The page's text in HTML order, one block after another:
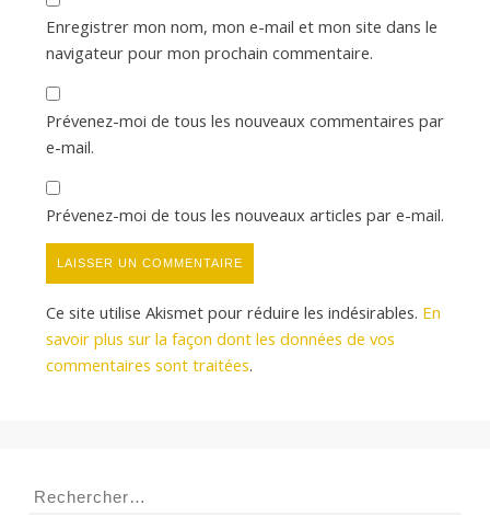
Enregistrer mon nom, mon e-mail et mon site dans le
navigateur pour mon prochain commentaire.
Prévenez-moi de tous les nouveaux commentaires par
e-mail.
Prévenez-moi de tous les nouveaux articles par e-mail.
Ce site utilise Akismet pour réduire les indésirables. En
savoir plus sur la façon dont les données de vos
commentaires sont traitées.
Rechercher :